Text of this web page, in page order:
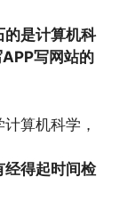
的是计算机科
写网站的
算机科学，
经得起时间检